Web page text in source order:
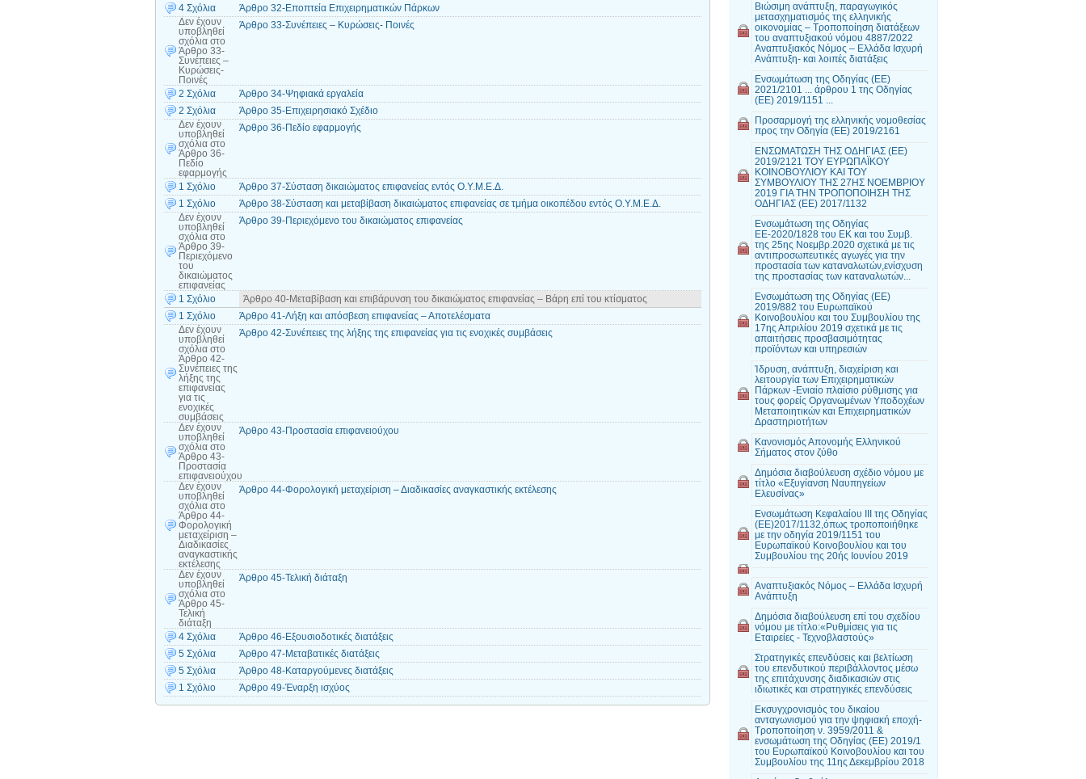
4 Σχόλια
Άρθρο 32-Εποπτεία Επιχειρηματικών Πάρκων
Δεν έχουν
υποβληθεί
σχόλια στο
Άρθρο 33-
Συνέπειες –
Κυρώσεις-
Ποινές
Άρθρο 33-Συνέπειες – Κυρώσεις- Ποινές
2 Σχόλια
Άρθρο 34-Ψηφιακά εργαλεία
2 Σχόλια
Άρθρο 35-Επιχειρησιακό Σχέδιο
Δεν έχουν
υποβληθεί
σχόλια στο
Άρθρο 36-
Πεδίο
εφαρμογής
Άρθρο 36-Πεδίο εφαρμογής
1 Σχόλιο
Άρθρο 37-Σύσταση δικαιώματος επιφανείας εντός Ο.Υ.Μ.Ε.Δ.
1 Σχόλιο
Άρθρο 38-Σύσταση και μεταβίβαση δικαιώματος επιφανείας σε τμήμα οικοπέδου εντός Ο.Υ.Μ.Ε.Δ.
Δεν έχουν
υποβληθεί
σχόλια στο
Άρθρο 39-
Περιεχόμενο
του
δικαιώματος
επιφανείας
Άρθρο 39-Περιεχόμενο του δικαιώματος επιφανείας
1 Σχόλιο
Άρθρο 40-Μεταβίβαση και επιβάρυνση του δικαιώματος επιφανείας – Βάρη επί του κτίσματος
1 Σχόλιο
Άρθρο 41-Λήξη και απόσβεση επιφανείας – Αποτελέσματα
Δεν έχουν
υποβληθεί
σχόλια στο
Άρθρο 42-
Συνέπειες της
λήξης της
επιφανείας
για τις
ενοχικές
συμβάσεις
Άρθρο 42-Συνέπειες της λήξης της επιφανείας για τις ενοχικές συμβάσεις
Δεν έχουν
υποβληθεί
σχόλια στο
Άρθρο 43-
Προστασία
επιφανειούχου
Άρθρο 43-Προστασία επιφανειούχου
Δεν έχουν
υποβληθεί
σχόλια στο
Άρθρο 44-
Φορολογική
μεταχείριση –
Διαδικασίες
αναγκαστικής
εκτέλεσης
Άρθρο 44-Φορολογική μεταχείριση – Διαδικασίες αναγκαστικής εκτέλεσης
Δεν έχουν
υποβληθεί
σχόλια στο
Άρθρο 45-
Τελική
διάταξη
Άρθρο 45-Τελική διάταξη
4 Σχόλια
Άρθρο 46-Εξουσιοδοτικές διατάξεις
5 Σχόλια
Άρθρο 47-Μεταβατικές διατάξεις
5 Σχόλια
Άρθρο 48-Καταργούμενες διατάξεις
1 Σχόλιο
Άρθρο 49-Έναρξη ισχύος
Βιώσιμη ανάπτυξη, παραγωγικός
μετασχηματισμός της ελληνικής
οικονομίας – Τροποποίηση διατάξεων
του αναπτυξιακού νόμου 4887/2022
Αναπτυξιακός Νόμος – Ελλάδα Ισχυρή
Ανάπτυξη- και λοιπές διατάξεις
Ενσωμάτωση της Οδηγίας (ΕΕ)
2021/2101 ... άρθρου 1 της Οδηγίας
(ΕΕ) 2019/1151 ...
Προσαρμογή της ελληνικής νομοθεσίας
προς την Οδηγία (ΕΕ) 2019/2161
ΕΝΣΩΜΑΤΩΣΗ ΤΗΣ ΟΔΗΓΙΑΣ (ΕΕ)
2019/2121 ΤΟΥ ΕΥΡΩΠΑΪΚΟΥ
ΚΟΙΝΟΒΟΥΛΙΟΥ ΚΑΙ ΤΟΥ
ΣΥΜΒΟΥΛΙΟΥ ΤΗΣ 27ΗΣ ΝΟΕΜΒΡΙΟΥ
2019 ΓΙΑ ΤΗΝ ΤΡΟΠΟΠΟΙΗΣΗ ΤΗΣ
ΟΔΗΓΙΑΣ (ΕΕ) 2017/1132
Ενσωμάτωση της Οδηγίας
ΕΕ-2020/1828 του ΕΚ και του Συμβ.
της 25ης Νοεμβρ.2020 σχετικά με τις
αντιπροσωπευτικές αγωγές για την
προστασία των καταναλωτών,ενίσχυση
της προστασίας των καταναλωτών...
Ενσωμάτωση της Οδηγίας (ΕΕ)
2019/882 του Ευρωπαϊκού
Κοινοβουλίου και του Συμβουλίου της
17ης Απριλίου 2019 σχετικά με τις
απαιτήσεις προσβασιμότητας
προϊόντων και υπηρεσιών
Ίδρυση, ανάπτυξη, διαχείριση και
λειτουργία των Επιχειρηματικών
Πάρκων -Ενιαίο πλαίσιο ρύθμισης για
τους φορείς Οργανωμένων Υποδοχέων
Μεταποιητικών και Επιχειρηματικών
Δραστηριοτήτων
Κανονισμός Απονομής Ελληνικού
Σήματος στον ζύθο
Δημόσια διαβούλευση σχέδιο νόμου με
τίτλο «Εξυγίανση Ναυπηγείων
Ελευσίνας»
Ενσωμάτωση Κεφαλαίου III της Οδηγίας
(ΕΕ)2017/1132,όπως τροποποιήθηκε
με την οδηγία 2019/1151 του
Ευρωπαϊκού Κοινοβουλίου και του
Συμβουλίου της 20ής Ιουνίου 2019
Αναπτυξιακός Νόμος – Ελλάδα Ισχυρή
Ανάπτυξη
Δημόσια διαβούλευση επί του σχεδίου
νόμου με τίτλο:«Ρυθμίσεις για τις
Εταιρείες - Τεχνοβλαστούς»
Στρατηγικές επενδύσεις και βελτίωση
του επενδυτικού περιβάλλοντος μέσω
της επιτάχυνσης διαδικασιών στις
ιδιωτικές και στρατηγικές επενδύσεις
Εκσυγχρονισμός του δικαίου
ανταγωνισμού για την ψηφιακή εποχή-
Τροποποίηση ν. 3959/2011 &
ενσωμάτωση της Οδηγίας (ΕΕ) 2019/1
του Ευρωπαϊκού Κοινοβουλίου και του
Συμβουλίου της 11ης Δεκεμβρίου 2018